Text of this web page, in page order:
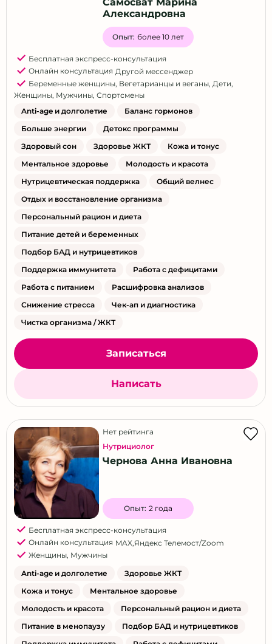
Самосват Марина
Александровна
Опыт: более 10 лет
Бесплатная экспресс-консультация
Онлайн консультация Другой мессенджер
Беременные женщины, Вегетарианцы и веганы, Дети,
Женщины, Мужчины, Спортсмены
Anti-age и долголетие
Баланс гормонов
Больше энергии
Детокс программы
Здоровый сон
Здоровье ЖКТ
Кожа и тонус
Ментальное здоровье
Молодость и красота
Нутрицевтическая поддержка
Общий велнес
Отдых и восстановление организма
Персональный рацион и диета
Питание детей и беременных
Подбор БАД и нутрицевтиков
Поддержка иммунитета
Работа с дефицитами
Работа с питанием
Расшифровка анализов
Снижение стресса
Чек-ап и диагностика
Чистка организма / ЖКТ
Записаться
Написать
Нет рейтинга
Нутрициолог
Чернова Анна Ивановна
Опыт: 2 года
Бесплатная экспресс-консультация
Онлайн консультация MAX,Яндекс Телемост/Zoom
Женщины, Мужчины
Anti-age и долголетие
Здоровье ЖКТ
Кожа и тонус
Ментальное здоровье
Молодость и красота
Персональный рацион и диета
Питание в менопаузу
Подбор БАД и нутрицевтиков